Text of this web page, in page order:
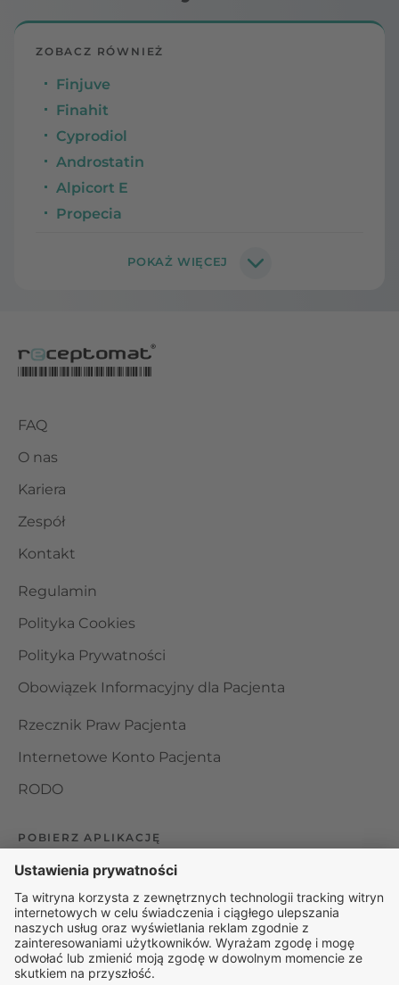
ZOBACZ RÓWNIEŻ
Finjuve
Finahit
Cyprodiol
Androstatin
Alpicort E
Propecia
FAQ
O nas
Kariera
Zespół
Kontakt
Regulamin
Polityka Cookies
Polityka Prywatności
Obowiązek Informacyjny dla Pacjenta
Rzecznik Praw Pacjenta
Internetowe Konto Pacjenta
RODO
POBIERZ APLIKACJĘ
Organizator udzielania świadczeń telemedycznych jest
podmiotem leczniczym w rozumieniu ustawy z dnia 15
kwietnia 2011 roku o działalności leczniczej, wpisanym do